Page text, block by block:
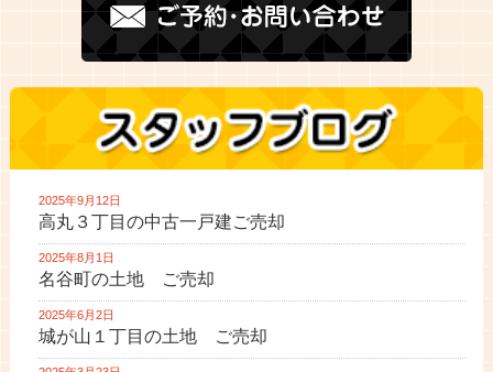
2025年9月12日
高丸３丁目の中古一戸建ご売却
2025年8月1日
名谷町の土地 ご売却
2025年6月2日
城が山１丁目の土地 ご売却